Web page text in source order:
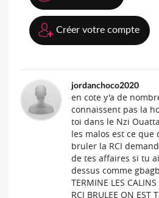
Créer votre compte
jordanchoco2020
en cote y'a de
connaissent pas la
toi dans le Nzi
les malos est ce
bruler la RCI
de tes affaires si tu
dessus comme
TERMINE LES
RCI BRULEE ON EST